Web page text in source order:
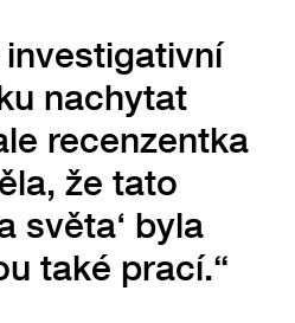
investigativní
nachytat
recenzentka
že tato
světa‘ byla
také prací.“